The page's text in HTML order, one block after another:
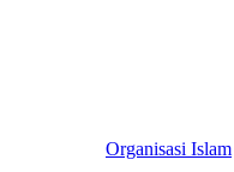
Organisasi Islam